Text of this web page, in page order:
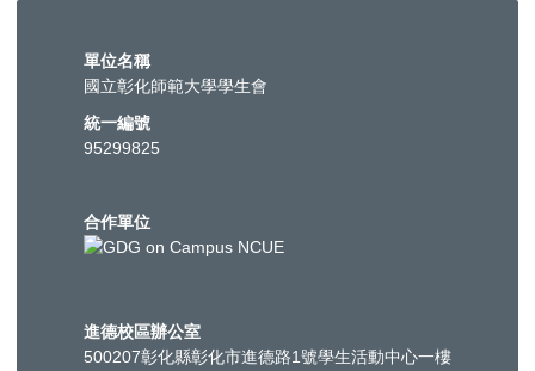
單位名稱
國立彰化師範大學學生會
統一編號
95299825
合作單位
進德校區辦公室
500207彰化縣彰化市進德路1號學生活動中心一樓